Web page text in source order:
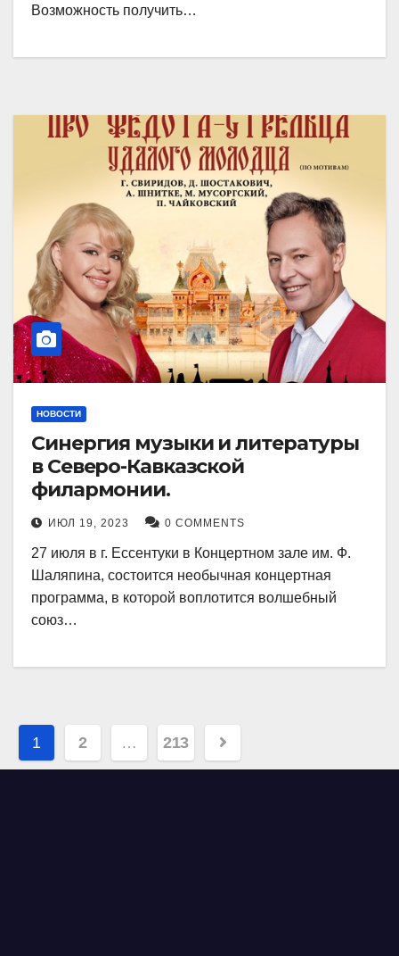
Возможность получить…
НОВОСТИ
Синергия музыки и литературы
в Северо-Кавказской
филармонии.
ИЮЛ 19, 2023 0 COMMENTS
27 июля в г. Ессентуки в Концертном зале им. Ф.
Шаляпина, состоится необычная концертная
программа, в которой воплотится волшебный
союз…
Навигация
по
1 2 … 213